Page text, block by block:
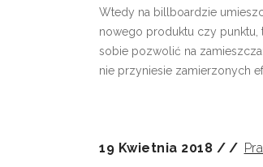
Wtedy na billboardzie
nowego produktu czy punktu,
sobie pozwolić na
nie przyniesie zamierzonych
19 Kwietnia 2018